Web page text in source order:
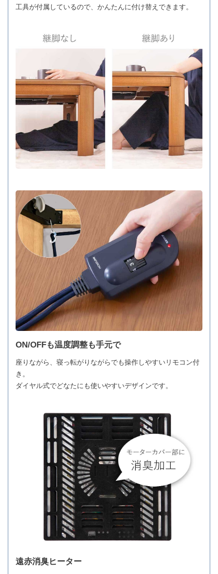
工具が付属しているので、かんたんに付け替えできます。
ON/OFFも温度調整も手元で
座りながら、寝っ転がりながらでも操作しやすいリモコン付
き。
ダイヤル式でどなたにも使いやすいデザインです。
遠赤消臭ヒーター